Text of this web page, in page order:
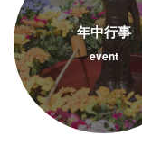
年中行事
event